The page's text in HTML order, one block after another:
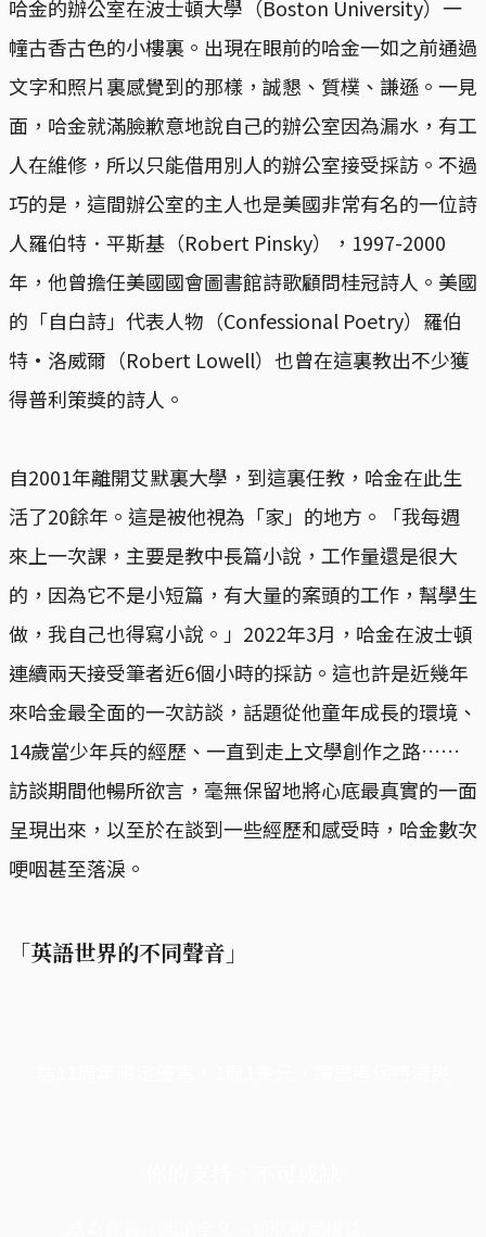
哈金的辦公室在波士頓大學（Boston University）一
幢古香古色的小樓裏。出現在眼前的哈金一如之前通過
文字和照片裏感覺到的那樣，誠懇、質樸、謙遜。一見
面，哈金就滿臉歉意地說自己的辦公室因為漏水，有工
人在維修，所以只能借用別人的辦公室接受採訪。不過
巧的是，這間辦公室的主人也是美國非常有名的一位詩
人羅伯特．平斯基（Robert Pinsky），1997-2000
年，他曾擔任美國國會圖書館詩歌顧問桂冠詩人。美國
的「自白詩」代表人物（Confessional Poetry）羅伯
特·洛威爾（Robert Lowell）也曾在這裏教出不少獲
得普利策獎的詩人。
自2001年離開艾默裏大學，到這裏任教，哈金在此生
活了20餘年。這是被他視為「家」的地方。「我每週
來上一次課，主要是教中長篇小說，工作量還是很大
的，因為它不是小短篇，有大量的案頭的工作，幫學生
做，我自己也得寫小說。」2022年3月，哈金在波士頓
連續兩天接受筆者近6個小時的採訪。這也許是近幾年
來哈金最全面的一次訪談，話題從他童年成長的環境、
14歲當少年兵的經歷、一直到走上文學創作之路……
訪談期間他暢所欲言，毫無保留地將心底最真實的一面
呈現出來，以至於在談到一些經歷和感受時，哈金數次
哽咽甚至落淚。
「英語世界的不同聲音」